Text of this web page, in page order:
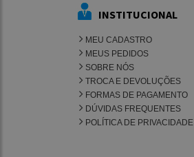
INSTITUCIONAL
MEU CADASTRO
MEUS PEDIDOS
SOBRE NÓS
TROCA E DEVOLUÇÕES
FORMAS DE PAGAMENTO
DÚVIDAS FREQUENTES
POLÍTICA DE PRIVACIDADE